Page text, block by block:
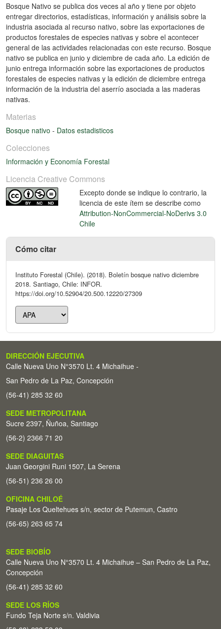
Bosque Nativo se publica dos veces al año y tiene por objeto
entregar directorios, estadísticas, información y análisis sobre la
industria asociada al recurso nativo, sobre las exportaciones de
productos forestales de especies nativas y sobre el acontecer
general de las actividades relacionadas con este recurso. Bosque
nativo se publica en junio y diciembre de cada año. La edición de
junio entrega información sobre las exportaciones de productos
forestales de especies nativas y la edición de diciembre entrega
información de la industria del aserrío asociada a las maderas
nativas.
Materias
Bosque nativo - Datos estadisticos
Colecciones
Información y Economía Forestal
Licencia Creative Commons
Excepto donde se indique lo contrario, la
licencia de este ítem se describe como
Attribution-NonCommercial-NoDerivs 3.0
Chile
Cómo citar
Instituto Forestal (Chile). (2018). Boletín bosque nativo diciembre
2018. Santiago, Chile: INFOR.
https://doi.org/10.52904/20.500.12220/27309
DIRECCIÓN EJECUTIVA
Calle Nueva Uno N°3570 Lt. 4 Michaihue -
San Pedro de La Paz, Concepción
(56-41) 285 32 60
SEDE METROPOLITANA
Sucre 2397, Ñuñoa, Santiago
(56-2) 2366 71 20
SEDE DIAGUITAS
Juan Georgini Runi 1507, La Serena
(56-51) 236 26 00
OFICINA CHILOÉ
Pasaje Los Queltehues s/n, sector de Putemun, Castro
(56-65) 263 65 74
SEDE BIOBÍO
Calle Nueva Uno N°3570 Lt. 4 Michaihue – San Pedro de La Paz,
Concepción
(56-41) 285 32 60
SEDE LOS RÍOS
Fundo Teja Norte s/n. Valdivia